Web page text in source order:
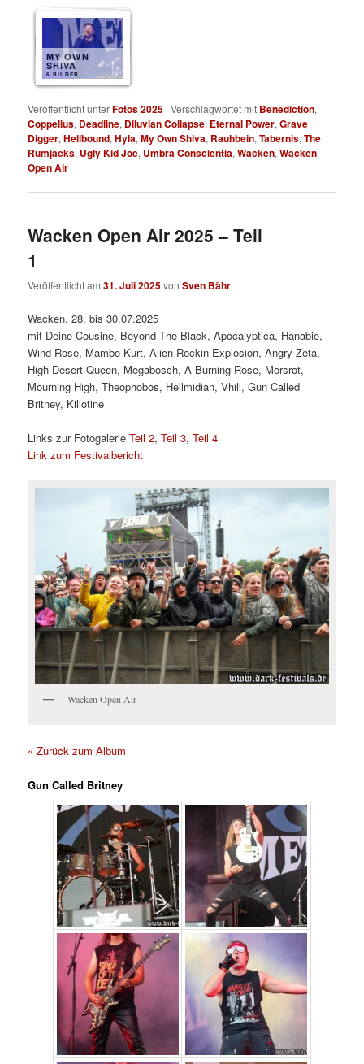
MY OWN
SHIVA
6 BILDER
Veröffentlicht unterFotos 2025 |Verschlagwortet mit Benediction,
Coppelius, Deadline, Diluvian Collapse, Eternal Power,Grave
Digger,Hellbound,Hyla,My Own Shiva, Rauhbein,Tabernis,The
Rumjacks, Ugly Kid Joe, Umbra Conscientia,Wacken,Wacken
Open Air
Wacken Open Air 2025 – Teil
1
Veröffentlicht am31. Juli 2025vonSven Bähr
Wacken, 28. bis 30.07.2025
mit Deine Cousine, Beyond The Black, Apocalyptica, Hanabie,
Wind Rose, Mambo Kurt, Alien Rockin Explosion, Angry Zeta,
High Desert Queen, Megabosch, A Burning Rose, Morsrot,
Mourning High, Theophobos, Hellmidian, Vhill, Gun Called
Britney, Killotine
Links zur FotogalerieTeil 2,Teil 3,Teil 4
Link zum Festivalbericht
Wacken Open Air
« Zurück zum Album
Gun Called Britney